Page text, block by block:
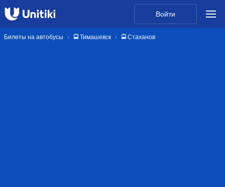
Войти
Билеты на автобусы 🚍 Тимашевск 🚍 Стаханов